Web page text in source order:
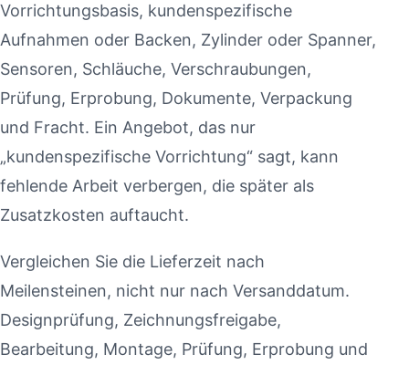
Vorrichtungsbasis, kundenspezifische
Aufnahmen oder Backen, Zylinder oder Spanner,
Sensoren, Schläuche, Verschraubungen,
Prüfung, Erprobung, Dokumente, Verpackung
und Fracht. Ein Angebot, das nur
„kundenspezifische Vorrichtung“ sagt, kann
fehlende Arbeit verbergen, die später als
Zusatzkosten auftaucht.
Vergleichen Sie die Lieferzeit nach
Meilensteinen, nicht nur nach Versanddatum.
Designprüfung, Zeichnungsfreigabe,
Bearbeitung, Montage, Prüfung, Erprobung und